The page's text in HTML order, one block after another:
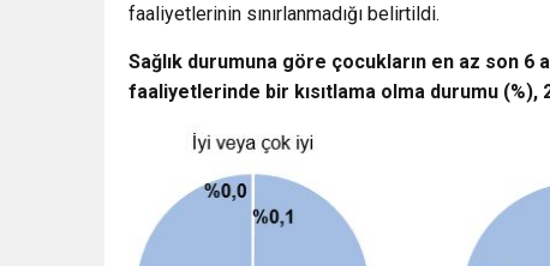
faaliyetlerinin sınırlanmadığı belirtildi.
Sağlık durumuna göre çocukların en az son 6
faaliyetlerinde bir kısıtlama olma durumu (%),